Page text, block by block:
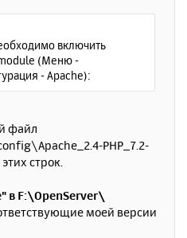
включить
(Меню -
- Apache):
файл
PHP_7.2-
строк.
в F:\OpenServer\
моей версии